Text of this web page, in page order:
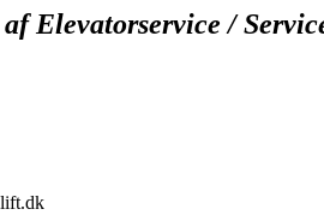
Elevatorservice /